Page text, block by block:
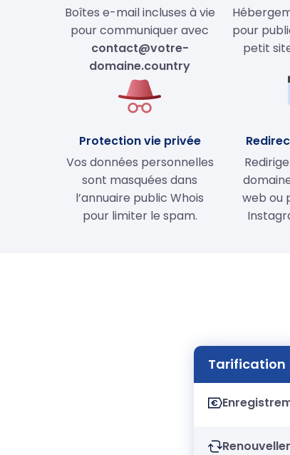
Boîtes e-mail incluses à vie
pour communiquer avec
contact@votre-
domaine.country
pour
petit
Protection vie privée
Vos données personnelles
sont masquées dans
l’annuaire public Whois
pour limiter le spam.
web ou
Tarification